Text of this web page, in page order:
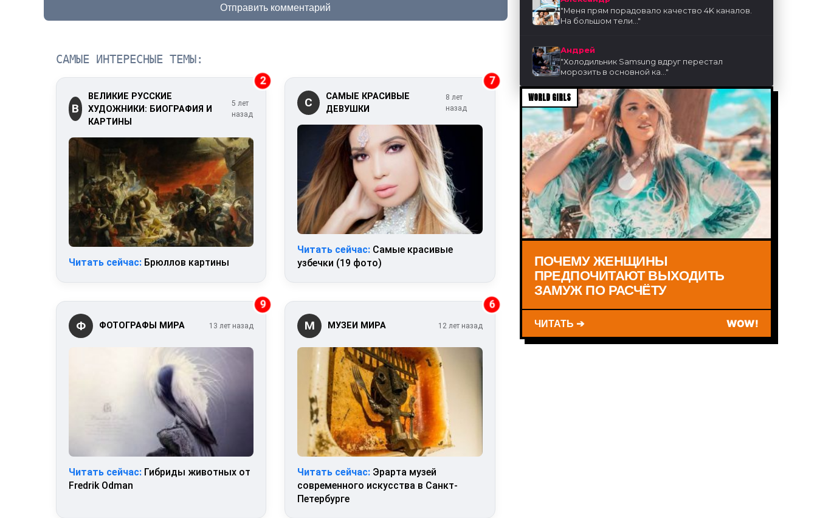
Отправить комментарий
САМЫЕ ИНТЕРЕСНЫЕ ТЕМЫ:
2
В
ВЕЛИКИЕ РУССКИЕ
ХУДОЖНИКИ: БИОГРАФИЯ И
КАРТИНЫ
5 лет
назад
Читать сейчас: Брюллов картины
7
С
САМЫЕ КРАСИВЫЕ
ДЕВУШКИ
8 лет
назад
Читать сейчас: Самые красивые
узбечки (19 фото)
9
Ф ФОТОГРАФЫ МИРА 13 лет назад
Читать сейчас: Гибриды животных от
Fredrik Odman
6
М МУЗЕИ МИРА 12 лет назад
Читать сейчас: Эрарта музей
современного искусства в Санкт-
Петербурге
"Меня прям порадовало качество 4K каналов.
На большом тели..."
Андрей
"Холодильник Samsung вдруг перестал
морозить в основной ка..."
WORLD GIRLS
ПОЧЕМУ ЖЕНЩИНЫ
ПРЕДПОЧИТАЮТ ВЫХОДИТЬ
ЗАМУЖ ПО РАСЧЁТУ
ЧИТАТЬ ➔ WOW!